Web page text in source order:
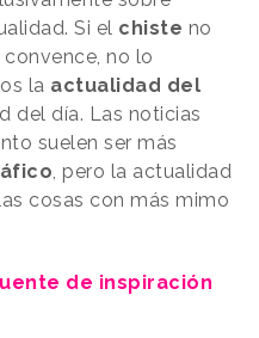
Si el chiste no
convence, no lo
la actualidad del
del día. Las noticias
suelen ser más
, pero la actualidad
cosas con más mimo
de inspiración